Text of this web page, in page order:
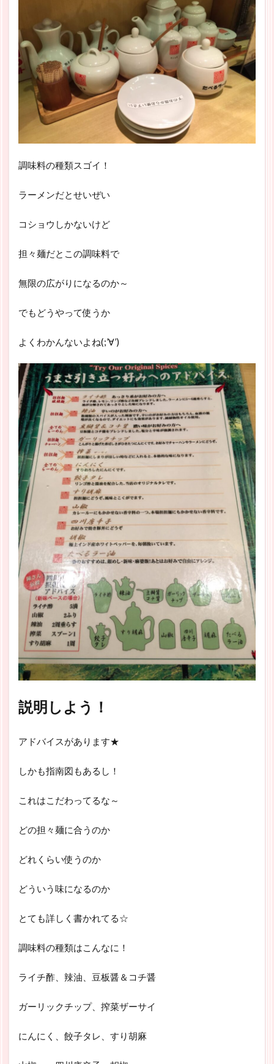
調味料の種類スゴイ！
ラーメンだとせいぜい
コショウしかないけど
担々麺だとこの調味料で
無限の広がりになるのか～
でもどうやって使うか
よくわかんないよね(;’∀’)
説明しよう！
アドバイスがあります★
しかも指南図もあるし！
これはこだわってるな～
どの担々麺に合うのか
どれくらい使うのか
どういう味になるのか
とても詳しく書かれてる☆
調味料の種類はこんなに！
ライチ酢、辣油、豆板醤＆コチ醤
ガーリックチップ、搾菜ザーサイ
にんにく、餃子タレ、すり胡麻